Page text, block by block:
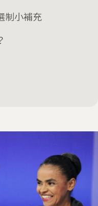
制小補充